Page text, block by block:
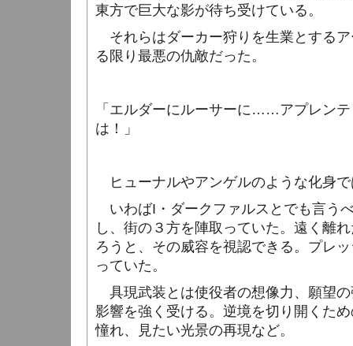
東方で巨大な影が待ち受けている。
それらはダーカー狩りを生業とする
る限り最悪の仇敵だった。
「エルダーにルーサーに……アプレン
は！」
ヒューナルやアンゲルのような化身
いわばI ・ダークファルスとでも言う
し、街の３方を陣取っていた。遠く離
ろうと、その威容を視認できる。プレ
っていた。
具現武装とは使役者の想像力、願望
影響を強く受ける。逆境を切り開くた
憧れ、見たい光景の再現など。